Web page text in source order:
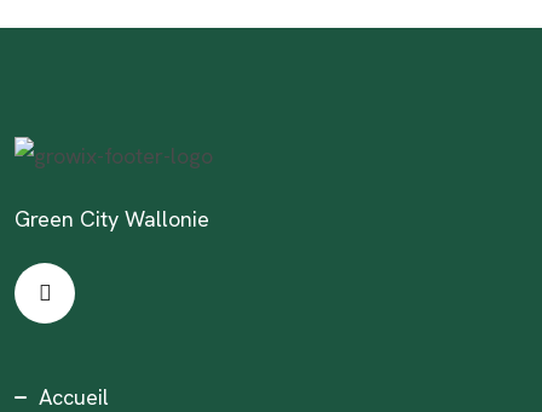
Green City Wallonie
Accueil